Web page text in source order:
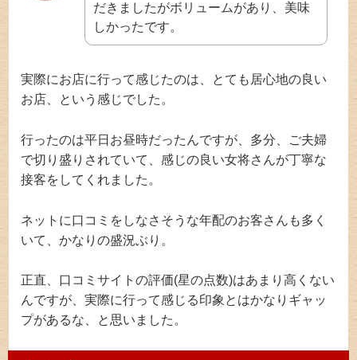
だきましたがボリュームがあり、美味
しかったです。
実際にお店に行って感じたのは、とても居心地の良い
お店、という感じでした。
行ったのは平日お昼時だったんですが、多分、ご夫婦
で切り盛りされていて、感じの良い女将さんが丁寧な
接客をしてくれました。
ネットに口コミをしなさそうな年配のお客さんも多く
いて、かなりの盛況ぶり。
正直、口コミサイトの評価(星の点数)はあまり高くない
んですが、実際に行って感じる印象とはかなりギャッ
プがあるな、と思いました。